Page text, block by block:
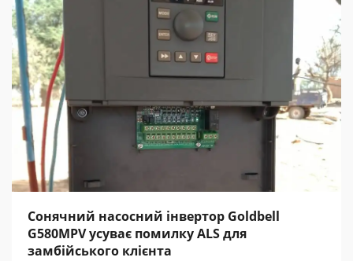
Сонячний насосний інвертор Goldbell
G580MPV усуває помилку ALS для
замбійського клієнта